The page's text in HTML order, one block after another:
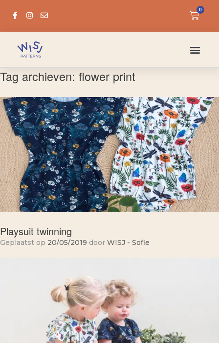
0
Tag archieven: flower print
Playsuit twinning
Geplaatst op 20/05/2019 door WISJ - Sofie